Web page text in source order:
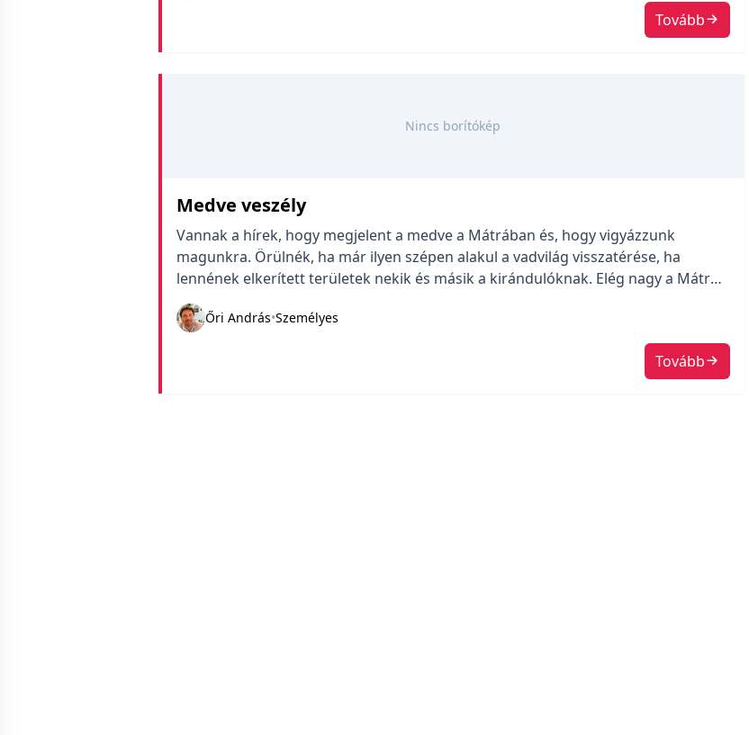
Tovább
Nincs borítókép
Medve veszély
Vannak a hírek, hogy megjelent a medve a Mátrában és, hogy vigyázzunk
magunkra. Örülnék, ha már ilyen szépen alakul a vadvilág visszatérése, ha
lennének elkerített területek nekik és másik a kirándulóknak. Elég nagy a Mátra
hozzá. Az viszont nem tetszik, hogy megoldásként egyszerűen figyelmeztetnek,
hogy veszélyes odamenni.
Őri András•Személyes
Tovább